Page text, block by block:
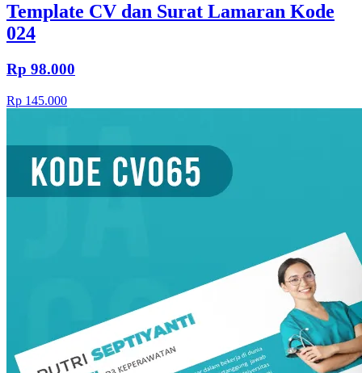
Template CV dan Surat Lamaran Kode
024
Rp 98.000
Rp 145.000